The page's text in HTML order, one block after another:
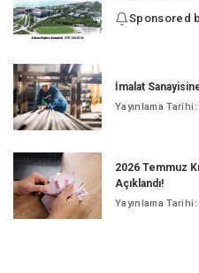
Sponsored
İmalat
Yayınlama
2026 Temmuz
Açıklandı!
Yayınlama